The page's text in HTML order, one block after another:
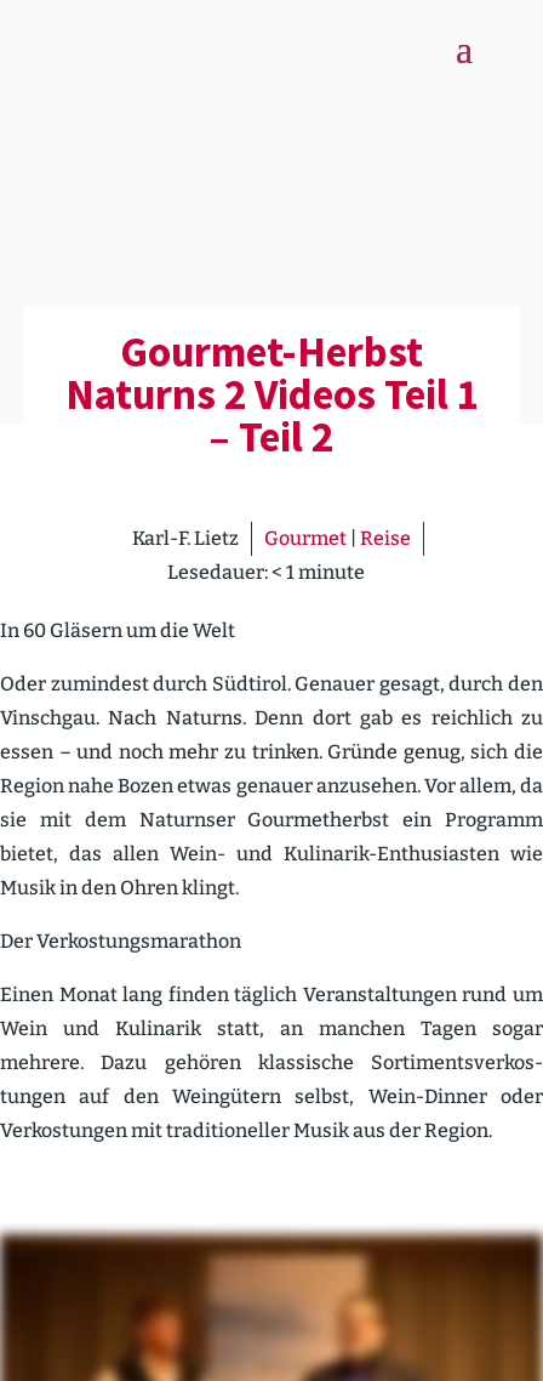
Gourmet-Herbst
Naturns 2 Videos Teil 1
– Teil 2
Karl-F. Lietz Gourmet| Reise
Lesedauer:< 1minute
In 60 Gläsern um die Welt
Oder zumindest durch Südtirol. Genauer gesagt, durch den
Vinschgau. Nach Naturns. Denn dort gab es reichlich zu
essen – und noch mehr zu trinken. Gründe genug, sich die
Region nahe Bozen etwas genauer anzusehen. Vor allem, da
sie mit dem Naturnser Gourmet­herbst ein Programm
bietet, das allen Wein- und Kulinarik-Enthu­si­asten wie
Musik in den Ohren klingt.
Der Verkos­tungs­ma­rathon
Einen Monat lang finden täglich Veran­stal­tungen rund um
Wein und Kulinarik statt, an manchen Tagen sogar
mehrere. Dazu gehören klassische Sorti­ments­ver­kos­
tungen auf den Weingütern selbst, Wein-Dinner oder
Verkos­tungen mit tradi­tio­neller Musik aus der Region.